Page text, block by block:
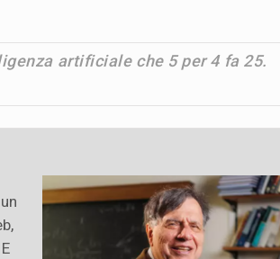
artificiale che 5 per 4 fa 25.